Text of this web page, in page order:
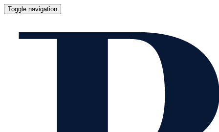
Toggle navigation